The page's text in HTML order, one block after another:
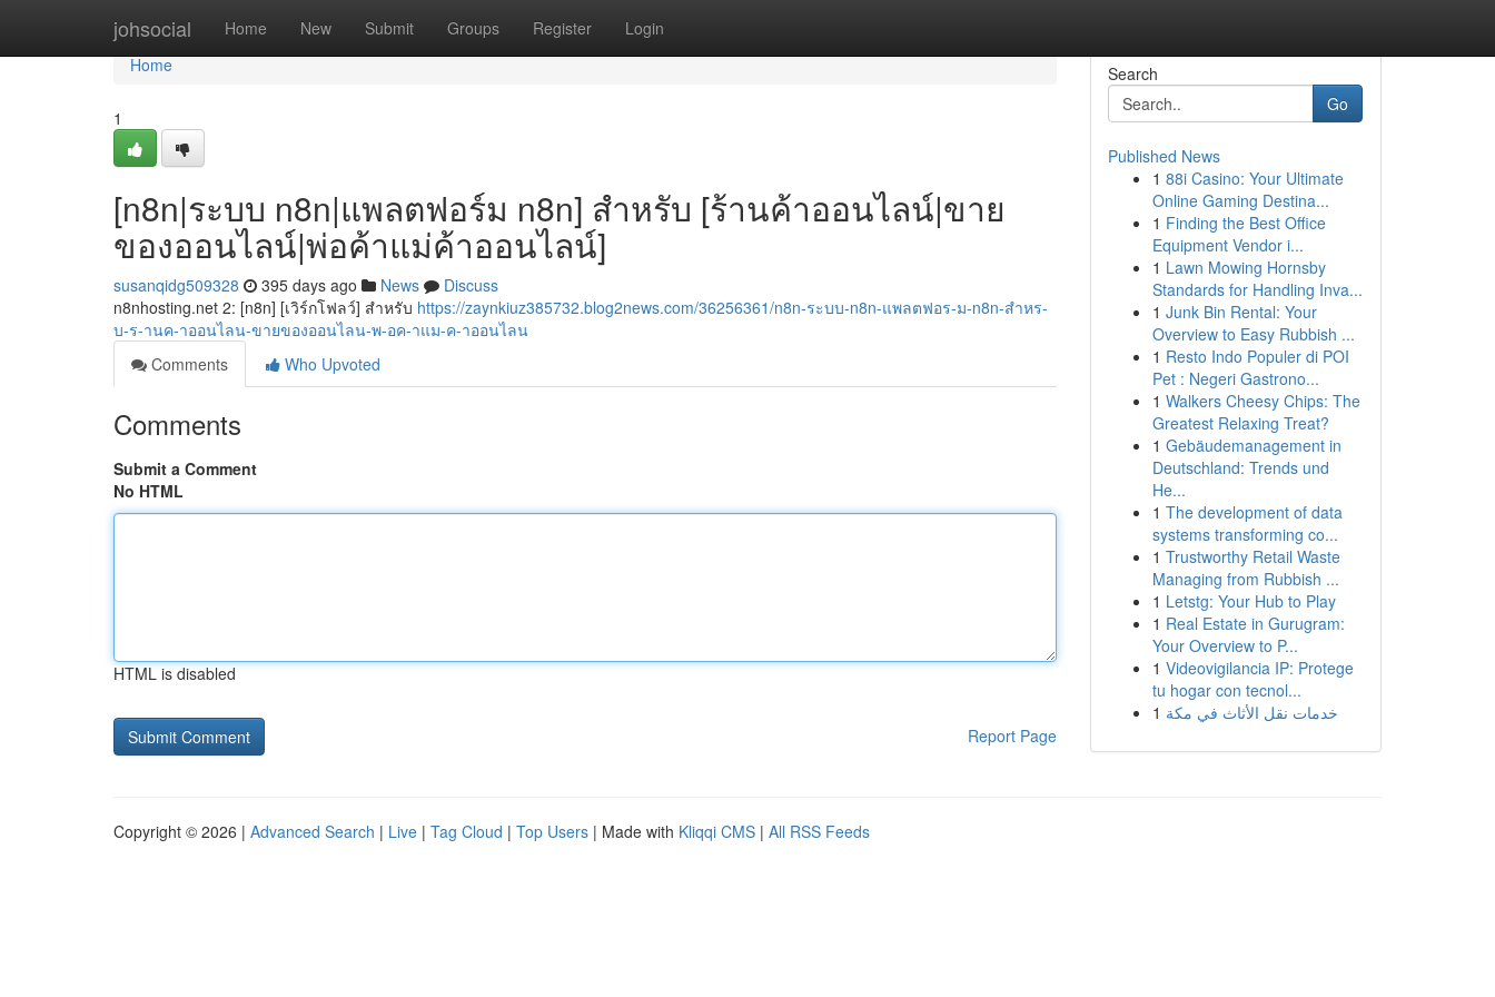
johsocial Home New Submit Groups Register Login
Home
Home
1
[n8n|ระบบ n8n|แพลตฟอร์ม n8n] สำหรับ [ร้านค้าออนไลน์|ขาย
ของออนไลน์|พ่อค้าแม่ค้าออนไลน์]
susanqidg509328 395 days ago News
Discuss
n8nhosting.net 2: [n8n] [เวิร์กโฟลว์] สำหรับ https://zaynkiuz385732.blog2news.com/36256361/n8n-ระบบ-n8n-แพลตฟอร-ม-n8n-สำหร-
บ-ร-านค-าออนไลน-ขายของออนไลน-พ-อค-าแม-ค-าออนไลน
Comments
Who Upvoted
Comments
Submit a Comment
No HTML
HTML is disabled
Report Page
Search
Go
Published News
1 88i Casino: Your Ultimate
Online Gaming Destina...
1 Finding the Best Office
Equipment Vendor i...
1 Lawn Mowing Hornsby
Standards for Handling Inva...
1 Junk Bin Rental: Your
Overview to Easy Rubbish ...
1 Resto Indo Populer di POI
Pet : Negeri Gastrono...
1 Walkers Cheesy Chips: The
Greatest Relaxing Treat?
1 Gebäudemanagement in
Deutschland: Trends und
He...
1 The development of data
systems transforming co...
1 Trustworthy Retail Waste
Managing from Rubbish ...
1 Letstg: Your Hub to Play
1 Real Estate in Gurugram:
Your Overview to P...
1 Videovigilancia IP: Protege
tu hogar con tecnol...
1 خدمات نقل الأثاث في مكة
Copyright © 2026 | Advanced Search | Live | Tag Cloud | Top Users | Made with Kliqqi CMS | All RSS Feeds